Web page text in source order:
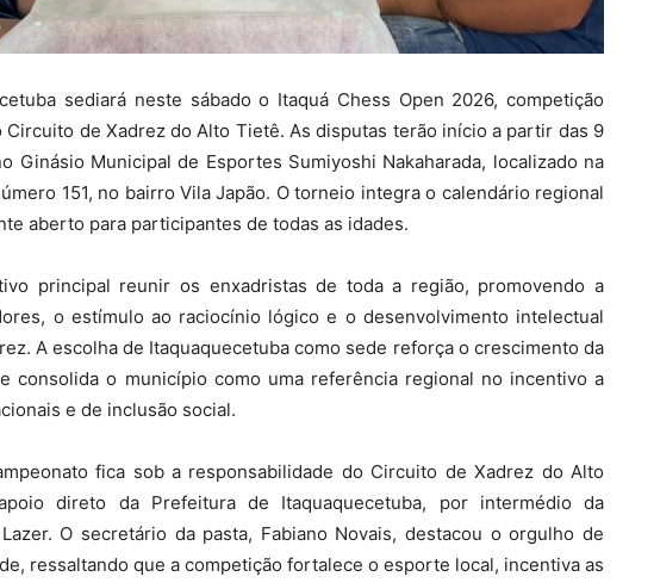
sediará neste sábado o Itaquá Chess Open 2026, competição
Circuito de Xadrez do Alto Tietê. As disputas terão início a partir das 9
Ginásio Municipal de Esportes Sumiyoshi Nakaharada, localizado na
151, no bairro Vila Japão. O torneio integra o calendário regional
aberto para participantes de todas as idades.
principal reunir os enxadristas de toda a região, promovendo a
o estímulo ao raciocínio lógico e o desenvolvimento intelectual
A escolha de Itaquaquecetuba como sede reforça o crescimento da
consolida o município como uma referência regional no incentivo a
e de inclusão social.
fica sob a responsabilidade do Circuito de Xadrez do Alto
direto da Prefeitura de Itaquaquecetuba, por intermédio da
O secretário da pasta, Fabiano Novais, destacou o orgulho de
ressaltando que a competição fortalece o esporte local, incentiva as